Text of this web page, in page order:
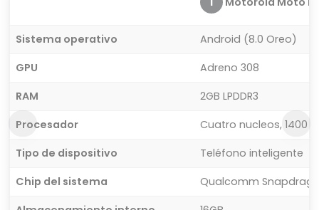
Sistema operativo
Android (8.0 Oreo)
GPU
Adreno 308
RAM
2GB LPDDR3
Procesador
Cuatro nucleos, 1400
Tipo de dispositivo
Teléfono inteligente
Chip del sistema
Qualcomm